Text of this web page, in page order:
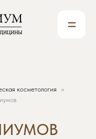
=
косметология